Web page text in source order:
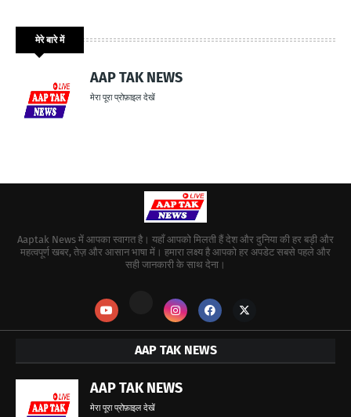
मेरे बारे में
AAP TAK NEWS
मेरा पूरा प्रोफ़ाइल देखें
Aaptak News में आपका स्वागत है। यहाँ आपको मिलती हैं देश और दुनिया की हर बड़ी और
महत्वपूर्ण खबर, तेज़ और आसान भाषा में। हमारा लक्ष्य है आपको हर अपडेट सबसे पहले और
सही जानकारी के साथ देना।
AAP TAK NEWS
AAP TAK NEWS
मेरा पूरा प्रोफ़ाइल देखें